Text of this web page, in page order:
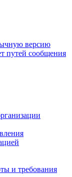
версию
и требования